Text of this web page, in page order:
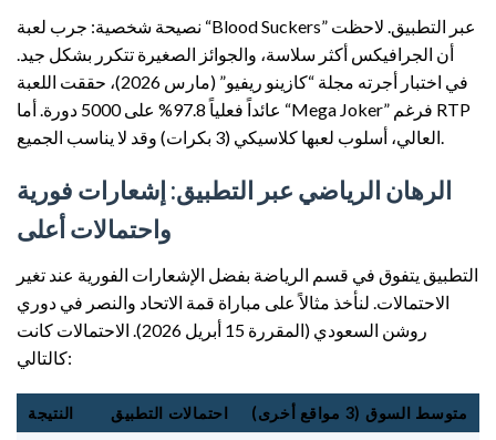
نصيحة شخصية: جرب لعبة “Blood Suckers” عبر التطبيق. لاحظت
أن الجرافيكس أكثر سلاسة، والجوائز الصغيرة تتكرر بشكل جيد.
في اختبار أجرته مجلة “كازينو ريفيو” (مارس 2026)، حققت اللعبة
عائداً فعلياً 97.8% على 5000 دورة. أما “Mega Joker” فرغم RTP
الرهان الرياضي عبر التطبيق: إشعارات فورية
واحتمالات أعلى
التطبيق يتفوق في قسم الرياضة بفضل الإشعارات الفورية عند تغير
الاحتمالات. لنأخذ مثالاً على مباراة قمة الاتحاد والنصر في دوري
روشن السعودي (المقررة 15 أبريل 2026). الاحتمالات كانت
كالتالي:
النتيجة احتمالات التطبيق متوسط السوق (3 مواقع أخرى)